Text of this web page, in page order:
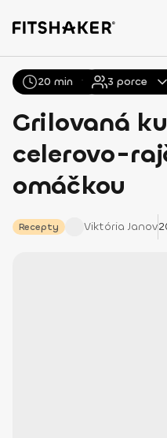
Všechny Recepty
Grilovaná
celerovo-
omáčkou
Recepty Viktória Janov
20 min 3 porce